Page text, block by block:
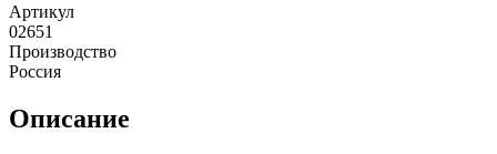
Артикул
02651
Производство
Россия
Описание